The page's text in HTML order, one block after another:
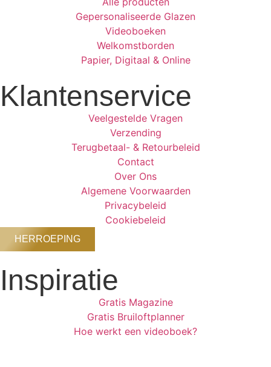
Gepersonaliseerde Glazen
Videoboeken
Welkomstborden
Papier, Digitaal & Online
Klantenservice
Veelgestelde Vragen
Verzending
Terugbetaal- & Retourbeleid
Contact
Over Ons
Algemene Voorwaarden
Privacybeleid
Cookiebeleid
HERROEPING
Inspiratie
Gratis Magazine
Gratis Bruiloftplanner
Hoe werkt een videoboek?